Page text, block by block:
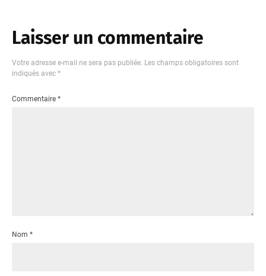
Laisser un commentaire
Votre adresse e-mail ne sera pas publiée. Les champs obligatoires sont
indiqués avec *
Commentaire *
Nom *